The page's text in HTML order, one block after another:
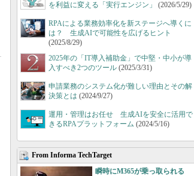
を利益に変える「実行エンジン」
(2026/5/29)
RPAによる業務効率化を新ステージへ導くに
は？ 生成AIで可能性を広げるヒント
(2025/8/29)
2025年の「IT導入補助金」で中堅・中小が導
入すべき2つのツール (2025/3/31)
申請業務のシステム化が難しい理由とその解
決策とは (2024/9/27)
運用・管理はお任せ 生成AIを安全に活用で
きるRPAプラットフォーム (2024/5/16)
From Informa TechTarget
瞬時にM365が乗っ取られる